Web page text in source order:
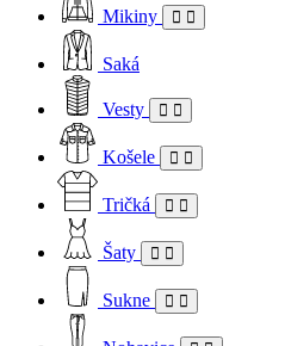
Mikiny
Saká
Vesty
Košele
Tričká
Šaty
Sukne